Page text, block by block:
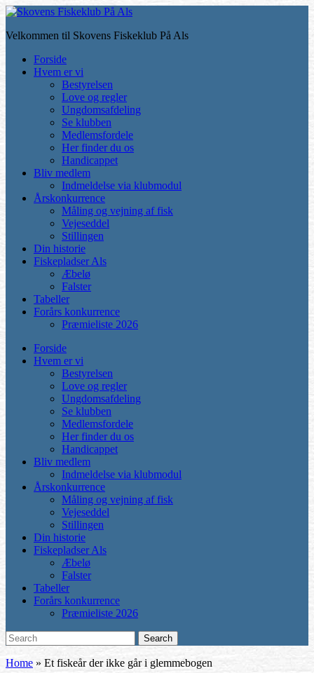
Skip
main
Velkommen til Skovens Fiskeklub På Als
Toggle
mobile
Forside
Hvem er vi
Bestyrelsen
Love og regler
Ungdomsafdeling
Se klubben
Medlemsfordele
Her finder du os
Handicappet
Bliv medlem
Indmeldelse via klubmodul
Årskonkurrence
Måling og vejning af fisk
Vejeseddel
Stillingen
Din historie
Fiskepladser Als
Æbelø
Falster
Tabeller
Forårs konkurrence
Præmieliste 2026
Forside
Hvem er vi
Bestyrelsen
Love og regler
Ungdomsafdeling
Se klubben
Medlemsfordele
Her finder du os
Handicappet
Bliv medlem
Indmeldelse via klubmodul
Årskonkurrence
Måling og vejning af fisk
Vejeseddel
Stillingen
Din historie
Fiskepladser Als
Æbelø
Falster
Tabeller
Forårs konkurrence
Præmieliste 2026
Search
for:
Search
Home » Et fiskeår der ikke går i glemmebogen